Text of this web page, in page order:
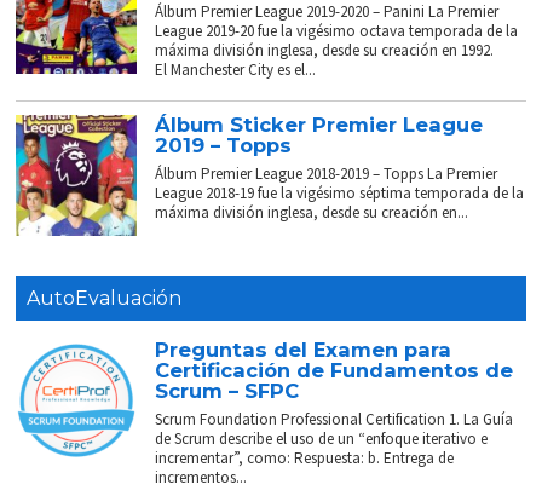
Álbum Premier League 2019-2020 – Panini La Premier
League 2019-20 fue la vigésimo octava temporada de la
máxima división inglesa, desde su creación en 1992.
El Manchester City es el...
Álbum Sticker Premier League
2019 – Topps
Álbum Premier League 2018-2019 – Topps La Premier
League 2018-19 fue la vigésimo séptima temporada de la
máxima división inglesa, desde su creación en...
AutoEvaluación
Preguntas del Examen para
Certificación de Fundamentos de
Scrum – SFPC
Scrum Foundation Professional Certification 1. La Guía
de Scrum describe el uso de un “enfoque iterativo e
incrementar”, como: Respuesta: b. Entrega de
incrementos...